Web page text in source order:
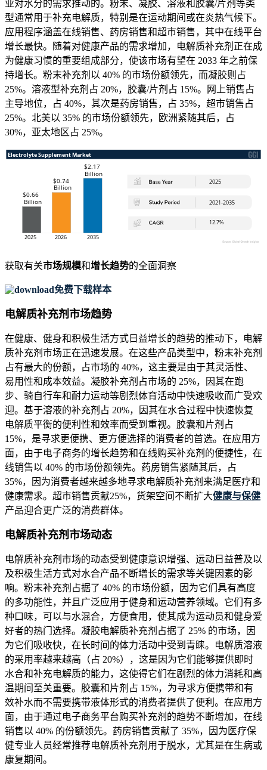
业对水分的需求推动的。粉末、凝胶、溶液和胶囊/片剂等类
型通常用于补充电解质，特别是在运动期间或在炎热气候下。
应用程序涵盖在线销售、药房销售和超市销售，其中在线平台
增长最快。随着对健康产品的需求增加，电解质补充剂正在成
为健康习惯的重要组成部分，使该市场有望在 2033 年之前保
持增长。粉末补充剂以 40% 的市场份额领先，而凝胶则占
25%。溶液型补充剂占 20%，胶囊/片剂占 15%。网上销售占
主导地位，占 40%，其次是药房销售，占 35%，超市销售占
25%。北美以 35% 的市场份额领先，欧洲紧随其后，占
30%，亚太地区占 25%。
获取有关市场规模和增长趋势的全面洞察
免费下载样本
电解质补充剂市场趋势
在健康、健身和积极生活方式日益增长的趋势的推动下，电解
质补充剂市场正在迅速发展。在这些产品类型中，粉末补充剂
占有最大的份额，占市场的 40%，这主要是由于其灵活性、
易用性和成本效益。凝胶补充剂占市场的 25%，因其在跑
步、骑自行车和耐力运动等剧烈体育活动中快速吸收而广受欢
迎。基于溶液的补充剂占 20%，因其在水合过程中快速恢复
电解质平衡的便利性和效率而受到重视。胶囊和片剂占
15%，是寻求更便携、更方便选择的消费者的首选。在应用方
面，由于电子商务的增长趋势和在线购买补充剂的便捷性，在
线销售以 40% 的市场份额领先。药房销售紧随其后，占
35%，因为消费者越来越多地寻求电解质补充剂来满足医疗和
健康需求。超市销售贡献25%，货架空间不断扩大健康与保健
产品迎合更广泛的消费群体。
电解质补充剂市场动态
电解质补充剂市场的动态受到健康意识增强、运动日益普及以
及积极生活方式对水合产品不断增长的需求等关键因素的影
响。粉末补充剂占据了 40% 的市场份额，因为它们具有高度
的多功能性，并且广泛应用于健身和运动营养领域。它们有多
种口味，可以与水混合，方便食用，使其成为运动员和健身爱
好者的热门选择。凝胶电解质补充剂占据了 25% 的市场，因
为它们吸收快，在长时间的体力活动中受到青睐。电解质溶液
的采用率越来越高（占 20%），这是因为它们能够提供即时
水合和补充电解质的能力，这使得它们在剧烈的体力消耗和高
温期间至关重要。胶囊和片剂占 15%，为寻求方便携带和有
效补水而不需要携带液体形式的消费者提供了便利。在应用方
面，由于通过电子商务平台购买补充剂的趋势不断增加，在线
销售以 40% 的份额领先。药房销售贡献了 35%，因为医疗保
健专业人员经常推荐电解质补充剂用于脱水，尤其是在生病或
康复期间。